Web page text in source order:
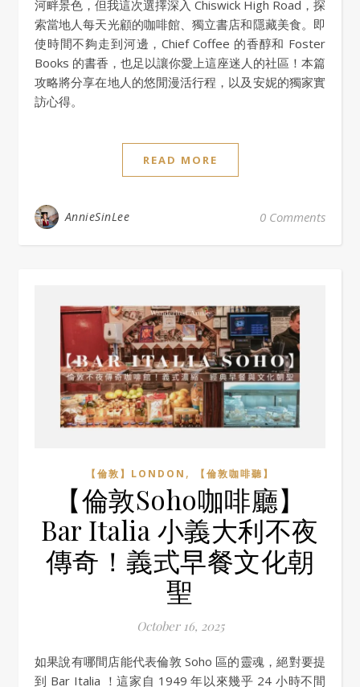
河畔景色，但我這次選擇深入 Chiswick High Road，探
索當地人每天光顧的咖啡館、獨立書店和隱藏美食。即
使時間不夠走到河邊，Chief Coffee 的香醇和 Foster
Books 的書香，也足以讓你愛上這座迷人的社區！本篇
攻略將分享在地人的悠閒漫活行程，以及安妮的獨家實
訪心得。
READ MORE
AnnieSinLee 0 Comments
【倫敦】LONDON , 【倫敦咖啡聽】
【倫敦Soho咖啡廳】
Bar Italia 小義大利不夜
傳奇！義式早餐文化朝
聖
October 16, 2025
如果說有哪間店能代表倫敦 Soho 區的靈魂，絕對要提
到 Bar Italia ！這家自 1949 年以來幾乎 24 小時不間